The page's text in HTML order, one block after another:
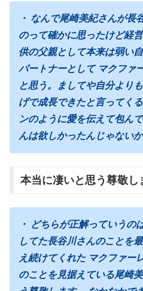
・ なんで尾崎美紀さんが長
のって確かに思ったけど経
供の父親として本来は弱い
パートナーとして マクファ
と思う。ましてや自分より
げで成長できたと言ってく
ンのように愛を伝えて包ん
んは欲しかったんじゃないか
本当に凄いと思う尊敬し
・ どちらが正解っていうの
してた長谷川さんのことを
え続けてくれた マクファー
のことを見据えている尾崎